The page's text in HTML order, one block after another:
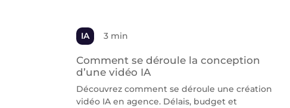
IA 3 min
Comment se déroule la conception
d’une vidéo IA
Découvrez comment se déroule une création
vidéo IA en agence. Délais, budget et